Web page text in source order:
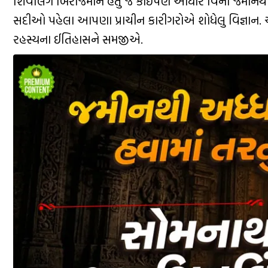
સદીઓ પહેલા આપણા પ્રાચીન કારીગરોએ શોધેલુ
રહસ્યના ઈતિહાસને સમજીએ.